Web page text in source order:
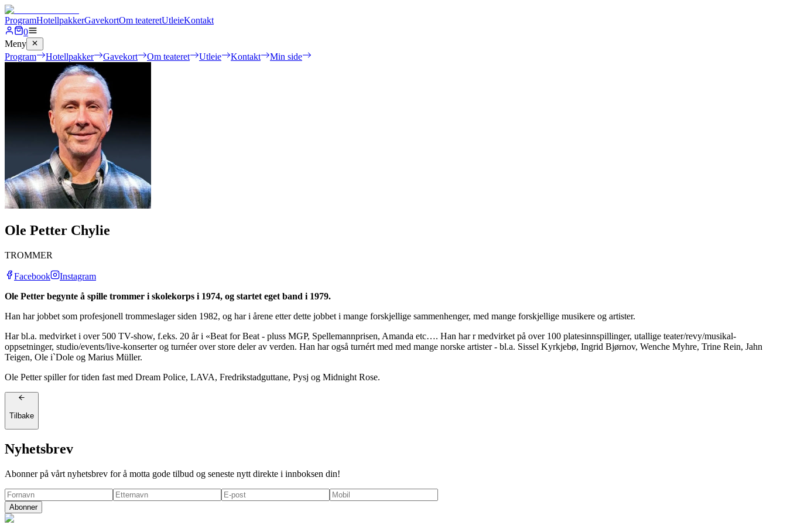
ProgramHotellpakkerGavekortOm teateretUtleieKontakt
0
Meny
Program
Hotellpakker Gavekort Om teateret Utleie Kontakt Min side
Ole Petter Chylie
TROMMER
Facebook
Instagram
Ole Petter begynte å spille trommer i skolekorps i 1974, og startet eget band i 1979.
Han har jobbet som profesjonell trommeslager siden 1982, og har i årene etter dette jobbet i mange forskjellige sammenhenger, med mange forskjellige musikere og artister.
Har bl.a. medvirket i over 500 TV-show, f.eks. 20 år i «Beat for Beat - pluss MGP, Spellemannprisen, Amanda etc…. Han har r medvirket på over 100 platesinnspillinger, utallige teater/revy/musikal-
oppsetninger, studio/events/live-konserter og turnéer over store deler av verden. Han har også turnért med med mange norske artister - bl.a. Sissel Kyrkjebø, Ingrid Bjørnov, Wenche Myhre, Trine Rein, Jahn
Teigen, Ole i`Dole og Marius Müller.
Ole Petter spiller for tiden fast med Dream Police, LAVA, Fredrikstadguttane, Pysj og Midnight Rose.
Tilbake
Nyhetsbrev
Abonner på vårt nyhetsbrev for å motta gode tilbud og seneste nytt direkte i innboksen din!
Abonner